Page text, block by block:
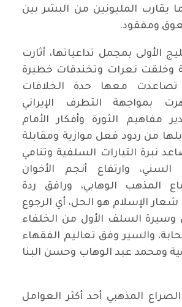
يقارب المليونين من البشر بين
ومفقود.
الأولى بمجمل تداعياتها، أثارت
وخلقت نعرات وتخندقات خطيرة
تصاعدت معها حدة الخلافات
بمواجهة التطرف الإيراني
مفاهيم الثورة وأفكار الأمام
من ردود فعل موازية ومقابلة
نبرة التيارات السلفية وتنامي
السني، وارتفاع أنجم الأخوان
المذهب الوهابي، ورافق ردة
الإسلام هو الحل، أي الرجوع
وسيرة السلف الأول من الخلفاء
والسير وفق تعاليم الفقهاء
ومحمد عبد الوهاب وحسن البنا
المذهبي أحد أكثر العوامل